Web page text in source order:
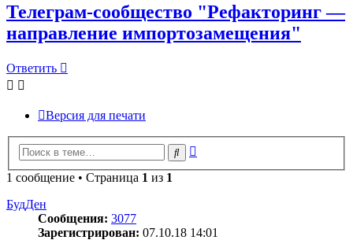
Телеграм-сообщество "Рефакторинг —
направление импортозамещения"
Ответить
Версия для печати
Поиск
1 сообщение • Страница 1 из 1
БудДен
Сообщения: 3077
Зарегистрирован: 07.10.18 14:01